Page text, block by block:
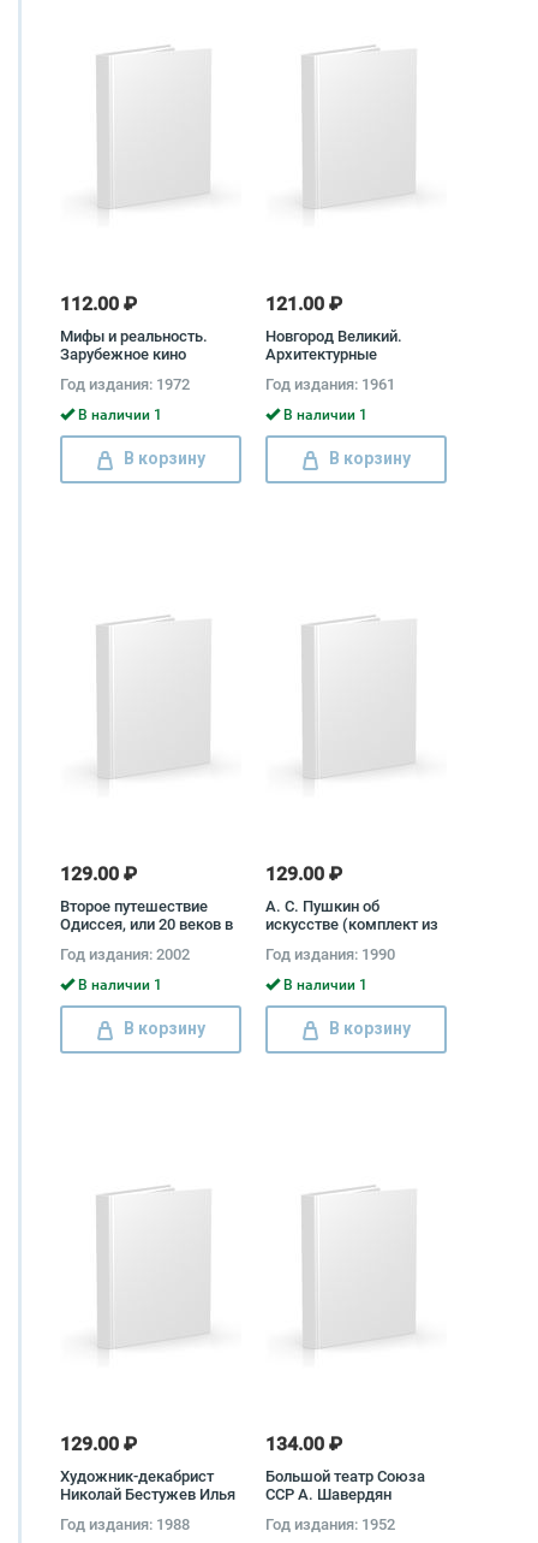
112.00 ₽
Мифы и реальность.
Зарубежное кино
Год издания: 1972
В наличии 1
В корзину
121.00 ₽
Новгород Великий.
Архитектурные
Каргер
Год издания: 1961
В наличии 1
В корзину
129.00 ₽
Второе путешествие
Одиссея, или 20 веков в
истины и любви Олег
Суворов
Год издания: 2002
В наличии 1
В корзину
129.00 ₽
А. С. Пушкин об
искусстве (комплект из
Пушкин
Год издания: 1990
В наличии 1
В корзину
129.00 ₽
Художник-декабрист
Николай Бестужев Илья
Год издания: 1988
134.00 ₽
Большой театр Союза
ССР А. Шавердян
Год издания: 1952